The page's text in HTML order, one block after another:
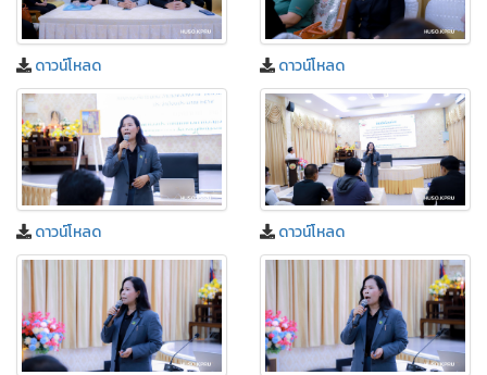
ดาวน์โหลด ดาวน์โหลด
ดาวน์โหลด ดาวน์โหลด